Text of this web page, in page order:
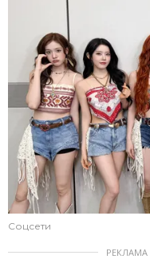
Соцсети